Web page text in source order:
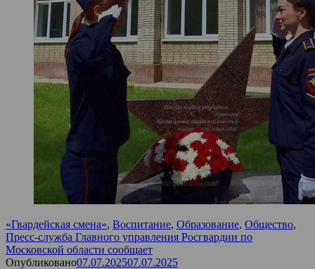
«Гвардейская смена», Воспитание, Образование, Общество,
Пресс-служба Главного управления Росгвардии по
Московской области сообщает
Опубликовано07.07.202507.07.2025